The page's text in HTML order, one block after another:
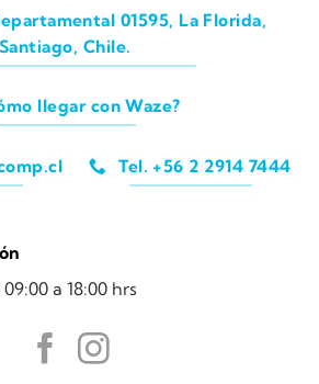
01595, La Florida,
Santiago, Chile.
llegar con Waze?
Tel. +56 2 2914 7444
a 18:00 hrs